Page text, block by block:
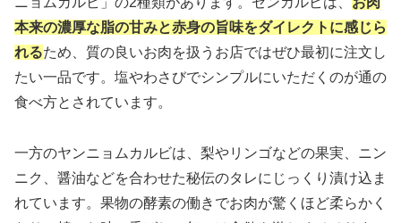
本来の濃厚な脂の甘みと赤身の旨味をダイレクトに感じら
れるため、質の良いお肉を扱うお店ではぜひ最初に注文し
たい一品です。塩やわさびでシンプルにいただくのが通の
食べ方とされています。
一方のヤンニョムカルビは、梨やリンゴなどの果実、ニン
ニク、醤油などを合わせた秘伝のタレにじっくり漬け込ま
れています。果物の酵素の働きでお肉が驚くほど柔らかく